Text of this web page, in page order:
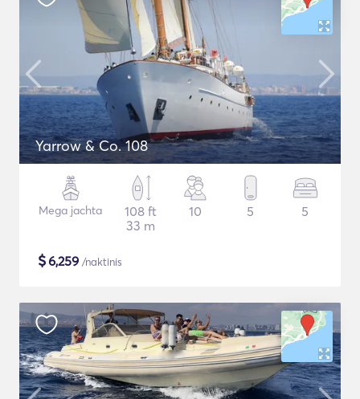
Yarrow & Co. 108
Mega jachta
108 ft
33 m
10 5 5
$6,259 /naktinis